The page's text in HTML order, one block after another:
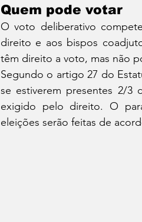
Quem pode votar
O voto deliberativo
direito e aos bispos
têm direito a voto, mas não
Segundo o artigo 27 do
se estiverem presentes 2/3
exigido pelo direito. O
eleições serão feitas de